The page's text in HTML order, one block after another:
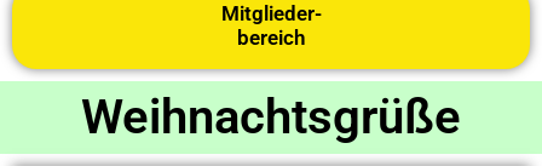
Mitglieder-
bereich
Weihnachtsgrüße